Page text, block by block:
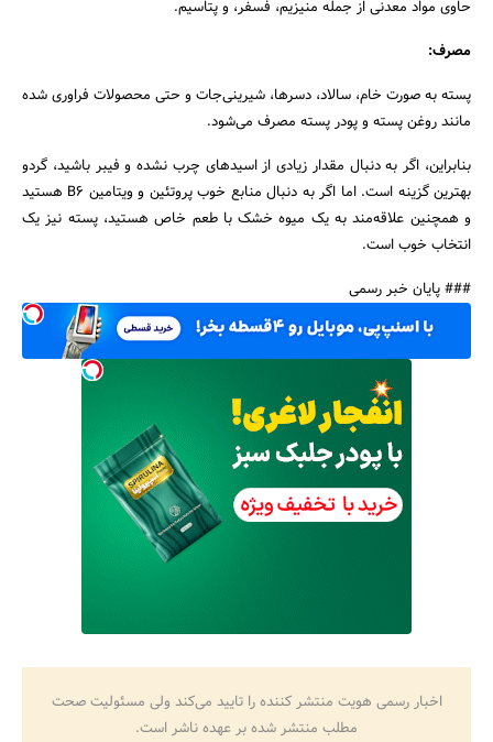
حاوی مواد معدنی از جمله منیزیم، فسفر، و پتاسیم.
مصرف:
پسته به صورت خام، سالاد، دسرها، شیرینی‌جات و حتی محصولات فراوری شده
مانند روغن پسته و پودر پسته مصرف می‌شود.
بنابراین، اگر به دنبال مقدار زیادی از اسیدهای چرب نشده و فیبر باشید، گردو
بهترین گزینه است. اما اگر به دنبال منابع خوب پروتئین و ویتامین B6 هستید
و همچنین علاقه‌مند به یک میوه خشک با طعم خاص هستید، پسته نیز یک
انتخاب خوب است.
### پایان خبر رسمی
اخبار رسمی هویت منتشر کننده را تایید می‌کند ولی مسئولیت صحت
مطلب منتشر شده بر عهده ناشر است.